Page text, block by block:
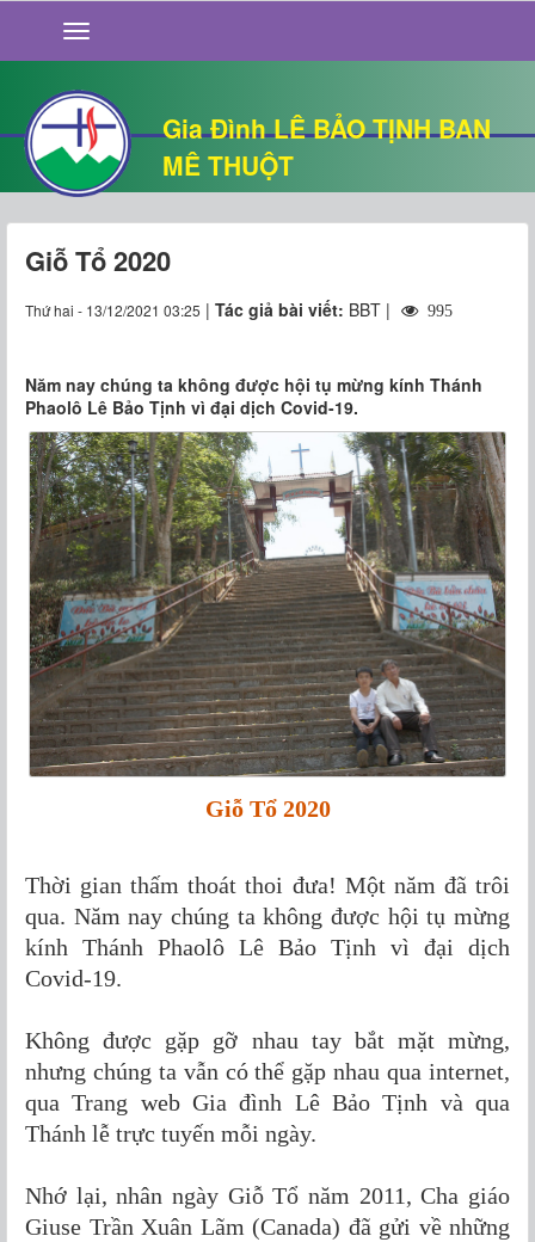
Gia Đình LÊ BẢO TỊNH BAN
MÊ THUỘT
GIỚI THIỆU
TIN TỨC
SỐNG ĐẠO
CHUYỆN NHÀ
QUÁN VĂN
THƯ GIÃN
Giỗ Tổ 2020
Thứ hai - 13/12/2021 03:25 | Tác giả bài viết: BBT | 995
Năm nay chúng ta không được hội tụ mừng kính Thánh
Phaolô Lê Bảo Tịnh vì đại dịch Covid-19.
Giỗ Tổ 2020
Thời gian thấm thoát thoi đưa! Một năm đã trôi
qua. Năm nay chúng ta không được hội tụ mừng
kính Thánh Phaolô Lê Bảo Tịnh vì đại dịch
Covid-19.
Không được gặp gỡ nhau tay bắt mặt mừng,
nhưng chúng ta vẫn có thể gặp nhau qua internet,
qua Trang web Gia đình Lê Bảo Tịnh và qua
Thánh lễ trực tuyến mỗi ngày.
Nhớ lại, nhân ngày Giỗ Tổ năm 2011, Cha giáo
Giuse Trần Xuân Lãm (Canada) đã gửi về những